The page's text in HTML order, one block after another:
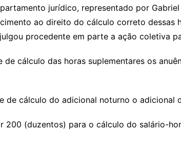
jurídico, representado por
ao direito do cálculo correto dessas
procedente em parte a ação coletiva
de cálculo das horas suplementares os
de cálculo do adicional noturno o adicional
200 (duzentos) para o cálculo do salário-